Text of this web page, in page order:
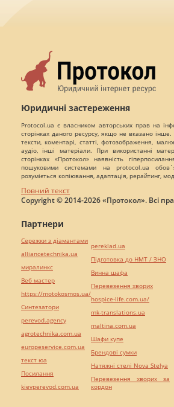
Юридичні застереження
Protocol.ua є власником авторських прав на
сторінках даного ресурсу, якщо не вказано
тексти, коментарі, статті, фотозображення,
аудіо, інші матеріали. При використанні
сторінках «Протокол» наявність
пошуковими системами на protocol.ua
розуміється копіювання, адаптація, рерайтинг,
Повний текст
Copyright © 2014-2026 «Протокол». Всі
Партнери
Сережки з діамантами
alliancetechnika.ua
миралинкс
Веб мастер
https://motokosmos.ua/
Синтезатори
perevod.agency
agrotechnika.com.ua
europeservice.com.ua
текст юа
Посилання
kievperevod.com.ua
pereklad.ua
Підготовка до НМТ / ЗНО
Винна шафа
Перевезення хворих
hospice-life.com.ua/
mk-translations.ua
maltina.com.ua
Шафи купе
Брендові сумки
Натяжні стелі Nova Stelya
Перевезення хворих за
кордон